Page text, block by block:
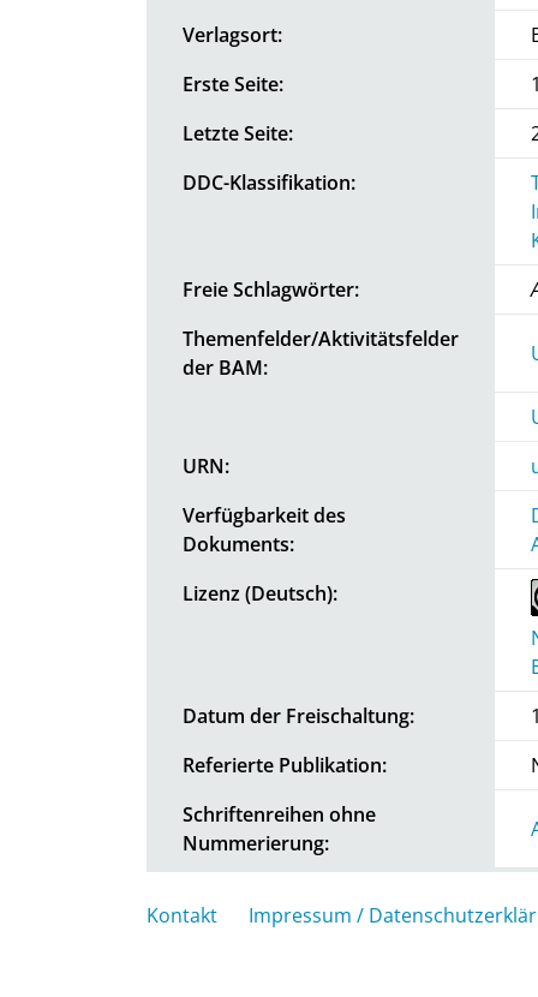
Verlagsort:
Erste Seite:
Letzte Seite:
DDC-Klassifikation:
Freie Schlagwörter:
Themenfelder/Aktivitätsfelder
der BAM:
URN:
Verfügbarkeit des
Dokuments:
Lizenz (Deutsch):
Datum der Freischaltung:
Referierte Publikation:
Schriftenreihen ohne
Nummerierung:
Kontakt Impressum /